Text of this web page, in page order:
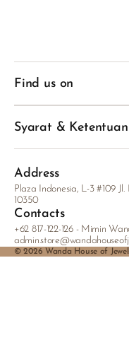
Find us on
Syarat & Ketentuan
Address
Plaza Indonesia, L-3 #109
10350
Contacts
+62 817-122-126 - Mimin
© 2026 Wanda House of